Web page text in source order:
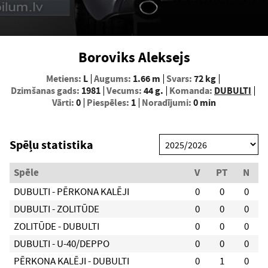
Boroviks Aleksejs
Metiens: L Augums: 1.66 m Svars: 72 kg
Dzimšanas gads: 1981 Vecums: 44 g. Komanda: DUBULTI
Vārti: 0 Piespēles: 1 Noradījumi: 0 min
Spēļu statistika
Spēle V PT
N
DUBULTI - PĒRKONA KALĒJI
0 0
0
DUBULTI - ZOLITŪDE
0 0
0
ZOLITŪDE - DUBULTI
0 0
0
DUBULTI - U-40/DEPPO
0 0
0
PĒRKONA KALĒJI - DUBULTI
0 1 0